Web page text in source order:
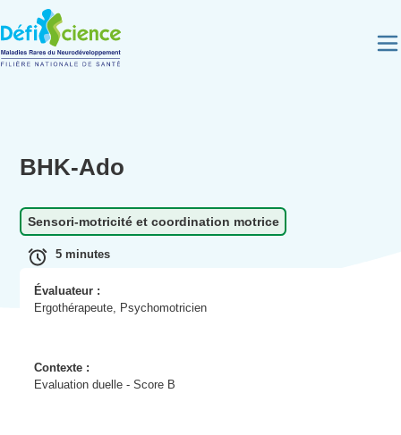
BHK-Ado
Sensori-motricité et coordination motrice
5 minutes
Évaluateur :
Ergothérapeute, Psychomotricien
Contexte :
Evaluation duelle - Score B
Panneau de gestion des cookies